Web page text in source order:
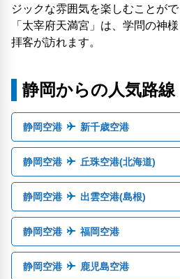
ジックな雰囲気を楽しむことが
「太宰府天満宮」は、学問の神
拝客が訪れます。
静岡からの人気路線
静岡空港 新千歳空港
静岡空港 丘珠空港(北海道)
静岡空港 出雲空港(島根)
静岡空港 福岡空港
静岡空港 鹿児島空港